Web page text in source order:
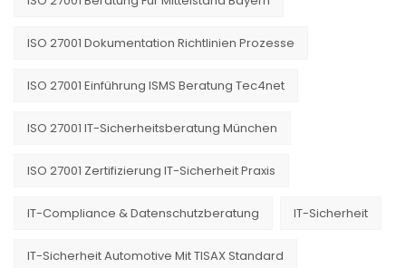
ISO 27001 Dokumentation Richtlinien Prozesse
ISO 27001 Einführung ISMS Beratung Tec4net
ISO 27001 IT-Sicherheitsberatung München
ISO 27001 Zertifizierung IT-Sicherheit Praxis
IT-Compliance & Datenschutzberatung IT-Sicherheit
IT-Sicherheit Automotive Mit TISAX Standard